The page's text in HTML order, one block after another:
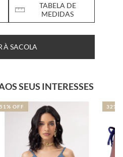
TABELA DE
MEDIDAS
À SACOLA
SEUS INTERESSES
32% OFF